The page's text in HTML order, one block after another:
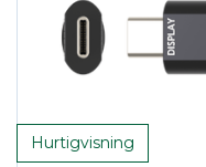
Hurtigvisning